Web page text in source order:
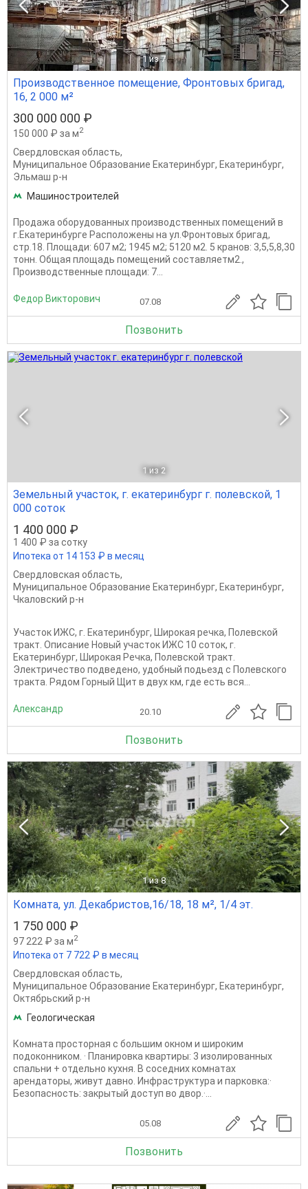
1 из 7
Производственное помещение, Фронтовых бригад,
16, 2 000 м²
300 000 000 ₽
150 000 ₽ за м2
Свердловская область,
Муниципальное Образование Екатеринбург, Екатеринбург,
Эльмаш р-н
Машиностроителей
Продажа оборудованных производственных помещений в
г.Екатеринбурге Расположены на ул.Фронтовых бригад,
стр.18. Площади: 607 м2; 1945 м2; 5120 м2. 5 кранов: 3,5,5,8,30
тонн. Общая площадь помещений составляетм2.,
Производственные площади: 7...
Федор Викторович 07.08
Позвонить
1 из 2
Земельный участок, г. екатеринбург г. полевской, 1
000 соток
1 400 000 ₽
1 400 ₽ за сотку
Ипотека от 14 153 ₽ в месяц
Свердловская область,
Муниципальное Образование Екатеринбург, Екатеринбург,
Чкаловский р-н
Участок ИЖС, г. Екатеринбург, Широкая речка, Полевской
тракт. Описание Новый участок ИЖС 10 соток, г.
Екатеринбург, Широкая Речка, Полевской тракт.
Электричество подведено, удобный подьезд с Полевского
тракта. Рядом Горный Щит в двух км, где есть вся...
Александр 20.10
Позвонить
1 из 8
Комната, ул. Декабристов,16/18, 18 м², 1/4 эт.
1 750 000 ₽
97 222 ₽ за м2
Ипотека от 7 722 ₽ в месяц
Свердловская область,
Муниципальное Образование Екатеринбург, Екатеринбург,
Октябрьский р-н
Геологическая
Комната просторная с большим окном и широким
подоконником. · Планировка квартиры: 3 изолированных
спальни + отдельно кухня. В соседних комнатах
арендаторы, живут давно. Инфраструктура и парковка:·
Безопасность: закрытый доступ во двор.·...
05.08
Позвонить